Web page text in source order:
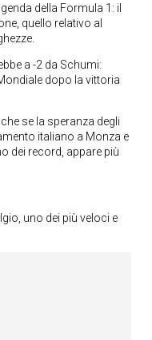
della Formula 1: il
quello relativo al
a -2 da Schumi:
dopo la vittoria
se la speranza degli
italiano a Monza e
dei record, appare più
uno dei più veloci e